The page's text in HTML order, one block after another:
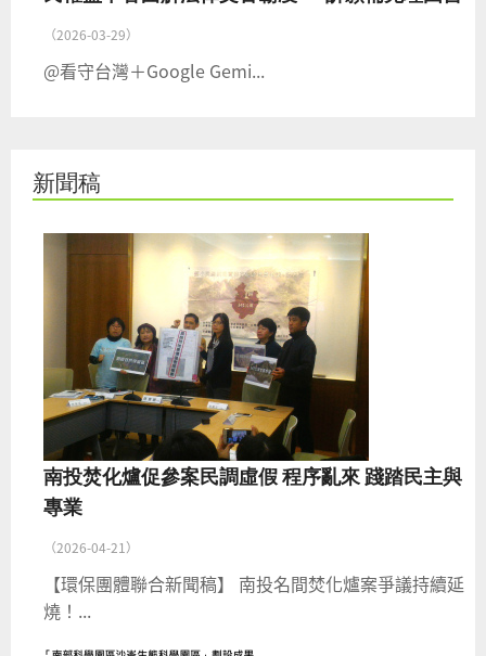
（2026-03-29）
@看守台灣＋Google Gemi...
新聞稿
南投焚化爐促參案民調虛假 程序亂來 踐踏民主與
專業
（2026-04-21）
【環保團體聯合新聞稿】 南投名間焚化爐案爭議持續延
燒！...